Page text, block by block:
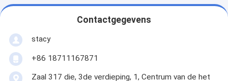
Contactgegevens
stacy
+86 18711167871
Zaal 317 die, 3de verdieping, 1, Centrum van de het